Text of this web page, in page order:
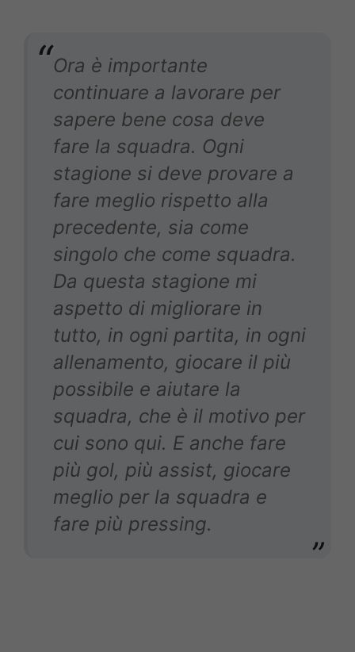
Ora è importante
continuare a lavorare per
sapere bene cosa deve
fare la squadra. Ogni
stagione si deve provare a
fare meglio rispetto alla
precedente, sia come
singolo che come squadra.
Da questa stagione mi
aspetto di migliorare in
tutto, in ogni partita, in ogni
allenamento, giocare il più
possibile e aiutare la
squadra, che è il motivo per
cui sono qui. E anche fare
più gol, più assist, giocare
meglio per la squadra e
fare più pressing.